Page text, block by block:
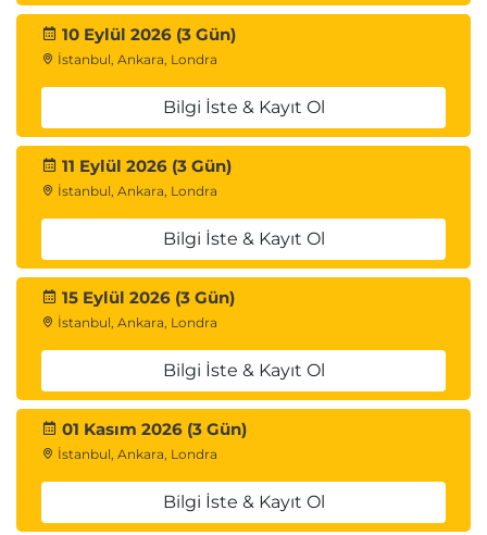
Eğitimi
SageMaker Training Jobs
Eğitim kaynaklarının yönetimi
Eğitim performansının optimizasyonu
Model Değerlendirme ve Optimizasyon
Model Performansı
Performans metrikleri
Doğruluk ve hata analizleri
Model karşılaştırmaları
Hyperparameter Tuning
Hyperparameter Optimization
Eğitim süresini azaltma teknikleri
Otomatik optimizasyon süreçleri
Model Dağıtımı ve Üretim Ortamları
Deployment Stratejileri
10 Eylül 2026 (3 Gün)
İstanbul, Ankara, Londra
Bilgi İste & Kayıt Ol
11 Eylül 2026 (3 Gün)
İstanbul, Ankara, Londra
Bilgi İste & Kayıt Ol
15 Eylül 2026 (3 Gün)
İstanbul, Ankara, Londra
Bilgi İste & Kayıt Ol
01 Kasım 2026 (3 Gün)
İstanbul, Ankara, Londra
Bilgi İste & Kayıt Ol